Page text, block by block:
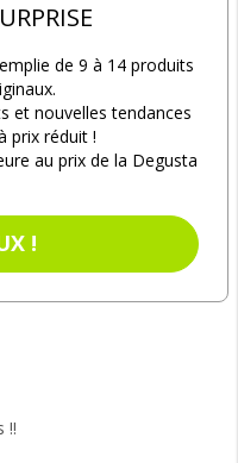
de 9 à 14 produits
et nouvelles tendances
prix réduit !
au prix de la Degusta
!
!!